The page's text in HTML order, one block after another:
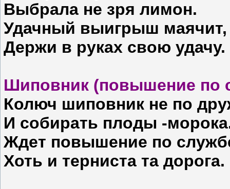
Выбрала не зря лимон.
Удачный выигрыш маячит,
Держи в руках свою удачу.
Шиповник (повышение по
Колюч шиповник не по
И собирать плоды -
Ждет повышение по
Хоть и терниста та дорога.